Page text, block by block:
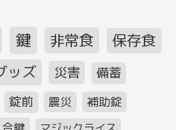
鍵 非常食
保存食
ッズ 災害
備蓄
錠前 震災
補助錠